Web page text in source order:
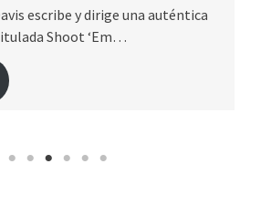
Ep. 51. Los crímenes del asesino en serie
como «La mano de Dios» están…